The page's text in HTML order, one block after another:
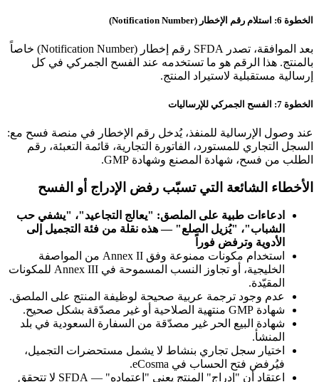
الخطوة 6: استلام رقم الإخطار (Notification Number)
بعد الموافقة، تصدر SFDA رقم إخطار (Notification Number) خاصاً
بالمنتج. هذا الرقم هو ما تستخدمه عند الفسح الجمركي في كل
إرسالية مستقبلية لاستيراد المنتج.
الخطوة 7: الفسح الجمركي للإرساليات
عند وصول الإرسالية للمنفذ، يُدخل رقم الإخطار في منصة فسح مع:
السجل التجاري للمستورد، الفاتورة التجارية، قائمة التعبئة، رقم
الطلب من فسح، شهادة المصنع وشهادة GMP.
الأخطاء الشائعة التي تسبّب رفض الإدراج أو الفسح
ادعاءات طبية على الملصق: "يعالج التجاعيد"، "يشفي حب
الشباب"، "يُزيل الصلع" — هذه نقلة من فئة التجميل إلى
الأدوية وترفض فوراً
استخدام مكونات ممنوعة وفق Annex II من المواصفة
الخليجية، أو تجاوز النسب المسموحة في Annex III للمكونات
المقيّدة.
عدم وجود ترجمة عربية صحيحة لوظيفة المنتج على الملصق.
شهادة GMP منتهية الصلاحية أو غير مصدّقة بشكل صحيح.
شهادة البيع الحر غير مصدّقة من السفارة السعودية في بلد
المنشأ.
اختيار سجل تجاري بنشاط لا يشمل مستحضرات التجميل،
فيُرفض فتح الحساب في eCosma.
اعتقاد أن "إدراج" المنتج يعني "اعتماده" — SFDA لا تتحقق